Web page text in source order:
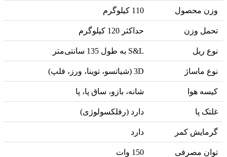
وزن محصول 110 کیلوگرم
تحمل وزن حداکثر 120 کیلوگرم
نوع ریل S&L به طول 135 سانتی‌متر
نوع ماساژ 3D (شیاتسو، توینا، ورز، فلپ)
کیسه هوا شانه، بازو، ساق پا، پا
غلتک پا دارد (رفلکسولوژی)
گرمایش کمر دارد
توان مصرفی 150 وات